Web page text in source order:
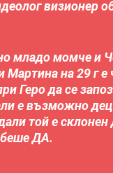
визионер
младо момче и
на 29 г е
Геро да се
е възможно
той е
ДА.